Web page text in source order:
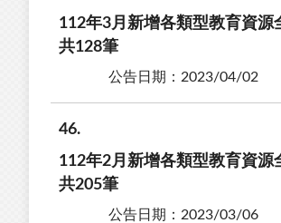
112年3月新增各類型教育資源
共128筆
公告日期：2023/04/02
46
112年2月新增各類型教育資源
共205筆
公告日期：2023/03/06